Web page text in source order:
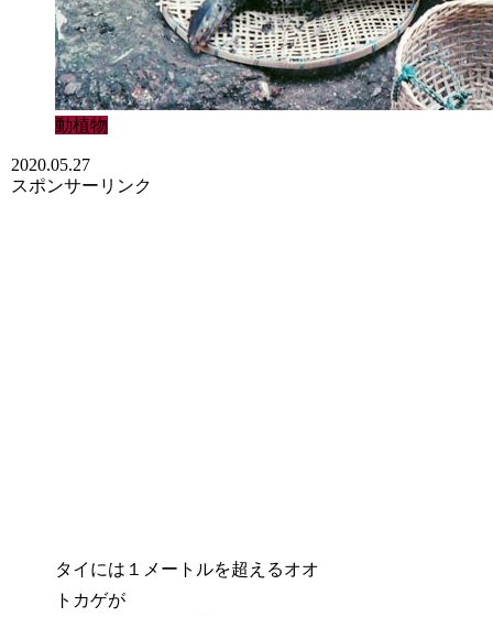
動植物
2020.05.27
スポンサーリンク
タイには１メートルを超えるオオ
トカゲが